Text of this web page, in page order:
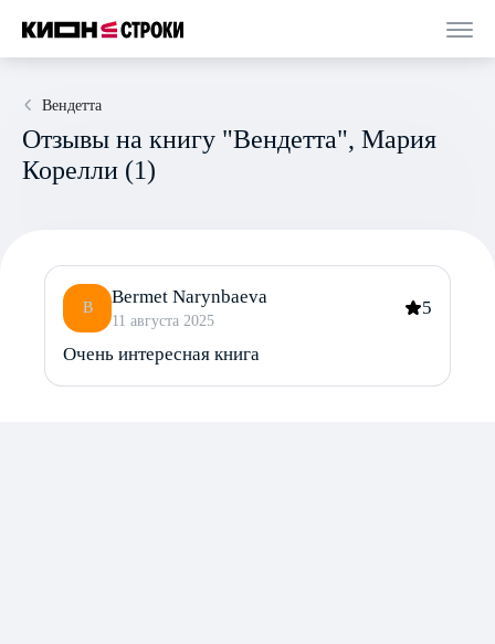
Вендетта
Отзывы на книгу "Вендетта", Мария
Корелли (1)
B
Bermet Narynbaeva
11 августа 2025
5
Очень интересная книга